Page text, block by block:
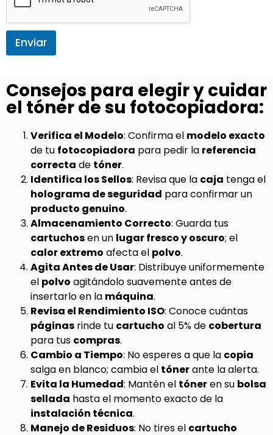
Enviar
Consejos para elegir y cuidar
el tóner de su fotocopiadora:
Verifica el Modelo: Confirma el modelo exacto
de tu fotocopiadora para pedir la referencia
correcta de tóner.
Identifica los Sellos: Revisa que la caja tenga el
holograma de seguridad para confirmar un
producto genuino.
Almacenamiento Correcto: Guarda tus
cartuchosen un lugar fresco y oscuro; el
calor extremo afecta el polvo.
Agita Antes de Usar: Distribuye uniformemente
el polvo agitándolo suavemente antes de
insertarlo en la máquina.
Revisa el Rendimiento ISO: Conoce cuántas
páginas rinde tu cartucho al 5% de cobertura
para tus compras.
Cambio a Tiempo: No esperes a que la copia
salga en blanco; cambia el tónerante la alerta.
Evita la Humedad: Mantén el tóneren su bolsa
sellada hasta el momento exacto de la
instalación técnica.
Manejo de Residuos: No tires el cartucho